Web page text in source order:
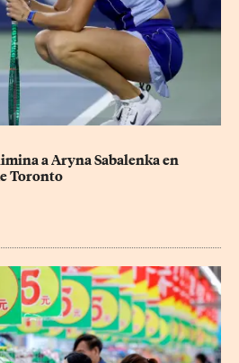
a Aryna Sabalenka en
Toronto